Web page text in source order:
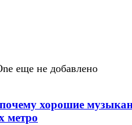
еще не добавлено
хорошие
метро